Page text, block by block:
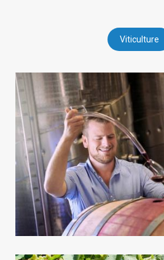
Viticulture
Viticulture